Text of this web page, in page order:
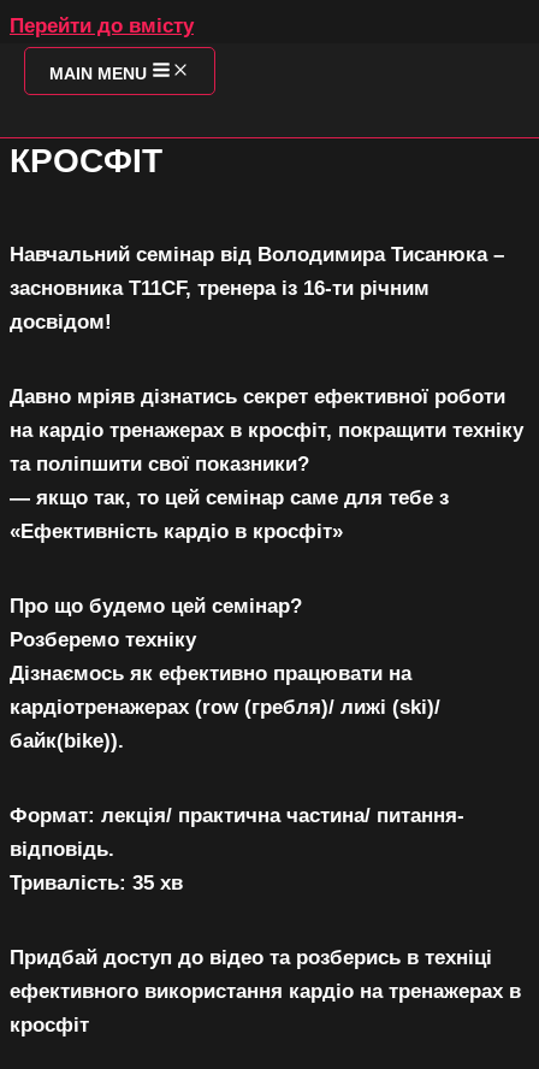
Перейти до вмісту
MAIN MENU
ЕФЕКТИВНЕ ВИКОРИСТАННЯ
КРОСФІТ
Навчальний семінар від Володимира Тисанюка –
засновника T11CF, тренера із 16-ти річним
досвідом!
Давно мріяв дізнатись секрет ефективної роботи
на кардіо тренажерах в кросфіт, покращити техніку
та поліпшити свої показники?
— якщо так, то цей семінар саме для тебе з
«Ефективність кардіо в кросфіт»
Про що будемо цей семінар?
Розберемо техніку
Дізнаємось як ефективно працювати на
кардіотренажерах (row (гребля)/ лижі (ski)/
байк(bike)).
Формат: лекція/ практична частина/ питання-
відповідь.
Тривалість: 35 хв
Придбай доступ до відео та розберись в техніці
ефективного використання кардіо на тренажерах в
кросфіт